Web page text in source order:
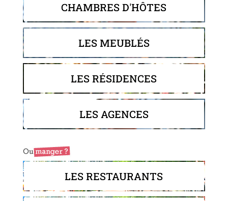
CHAMBRES D'HÔTES
LES MEUBLÉS
LES RÉSIDENCES
LES AGENCES
LES RESTAURANTS